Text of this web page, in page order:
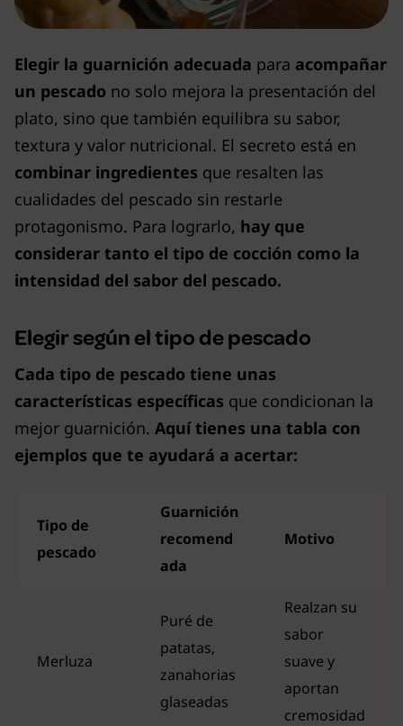
Elegir la guarnición adecuada para acompañar
un pescado no solo mejora la presentación del
plato, sino que también equilibra su sabor,
textura y valor nutricional. El secreto está en
combinar ingredientes que resalten las
cualidades del pescado sin restarle
protagonismo. Para lograrlo, hay que
considerar tanto el tipo de cocción como la
intensidad del sabor del pescado.
Elegir según el tipo de pescado
Cada tipo de pescado tiene unas
características específicas que condicionan la
mejor guarnición. Aquí tienes una tabla con
ejemplos que te ayudará a acertar:
Tipo de
pescado
Guarnición
recomend
ada
Motivo
Merluza
Puré de
patatas,
zanahorias
glaseadas
Realzan su
sabor
suave y
aportan
cremosidad